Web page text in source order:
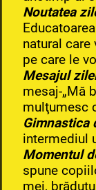
Noutatea
natural
pe care le
Mesajul
mesaj-„Mă
mulţumesc
Gimnastica
intermediul
Momentul
spune
mei,